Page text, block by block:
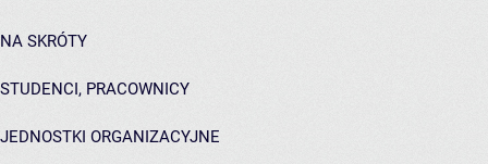
NA SKRÓTY
STUDENCI, PRACOWNICY
JEDNOSTKI ORGANIZACYJNE